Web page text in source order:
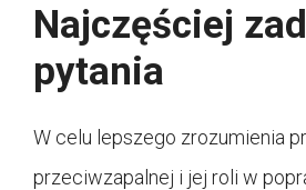
Najczęściej
pytania
W celu lepszego zrozumienia
przeciwzapalnej i jej roli w